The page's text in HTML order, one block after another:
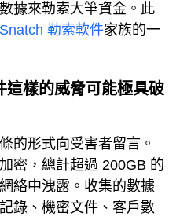
據來勒索大筆資金。此
Snatch 勒索軟件家族的一
樣的威脅可能極具破
的形式向受害者留言。
密，總計超過 200GB 的
絡中洩露。收集的數據
錄、機密文件、客戶數